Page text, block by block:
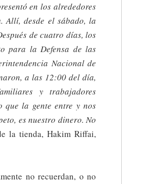
en los alrededores
Allí, desde el sábado, la
de cuatro días, los
para la Defensa de las
Nacional de
a las 12:00 del día,
y trabajadores
que la gente entre y nos
es nuestro dinero. No
la tienda, Hakim Riffai,
no recuerdan, o no